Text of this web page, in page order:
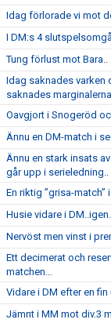
Idag förlorade vi mot
I DM:s 4
Tung förlust mot Bara..
Idag saknades varken
saknades
Oavgjort i Snogeröd
Ännu en DM-match i
Ännu en stark insats
går upp i serieledning..
En riktig ”grisa-match”
Husie vidare i
Nervöst men vinst i
Ett decimerat och
matchen...
Vidare i DM efter en fin
Jämnt i MM mot div.3